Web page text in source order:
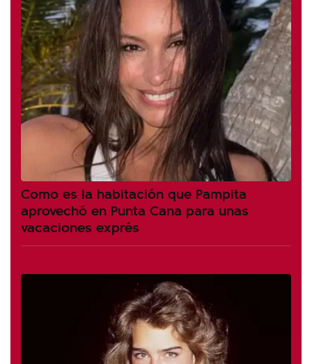
Como es la habitación que Pampita
aprovechó en Punta Cana para unas
vacaciones exprés